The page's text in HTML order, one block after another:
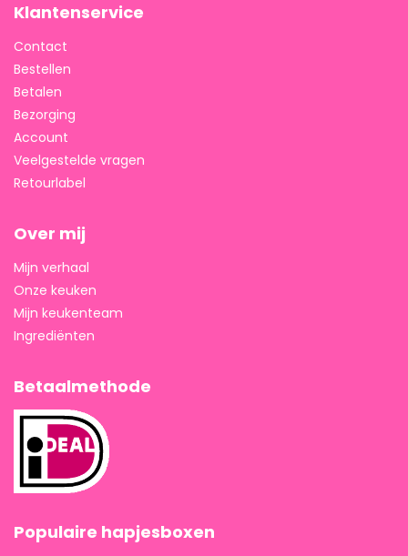
Klantenservice
Contact
Bestellen
Betalen
Bezorging
Account
Veelgestelde vragen
Retourlabel
Over mij
Mijn verhaal
Onze keuken
Mijn keukenteam
Ingrediënten
Betaalmethode
Populaire hapjesboxen